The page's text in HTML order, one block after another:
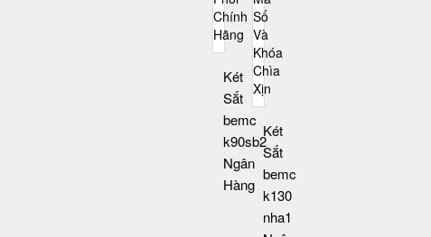
Két
Sắt
bemc
k90sb2
Ngân
Hàng
Két
Sắt
bemc
k130
nha1